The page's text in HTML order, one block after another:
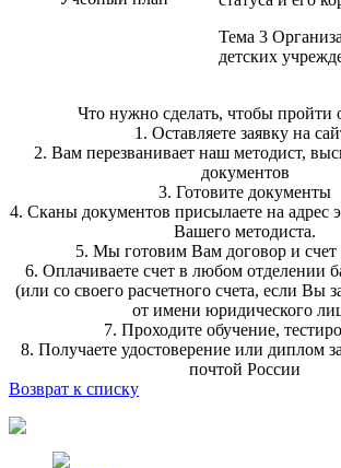
Тема 3
детских
Что нужно сделать, чтобы пройти
1. Оставляете заявку на
2. Вам перезванивает наш методист,
документов
3. Готовите документы
4. Сканы документов присылаете на адрес
Вашего методиста.
5. Мы готовим Вам договор и счет
6. Оплачиваете счет в любом отделении
(или со своего расчетного счета, если Вы
от имени юридического
7. Проходите обучение,
8. Получаете удостоверение или диплом
почтой России
Возврат к списку